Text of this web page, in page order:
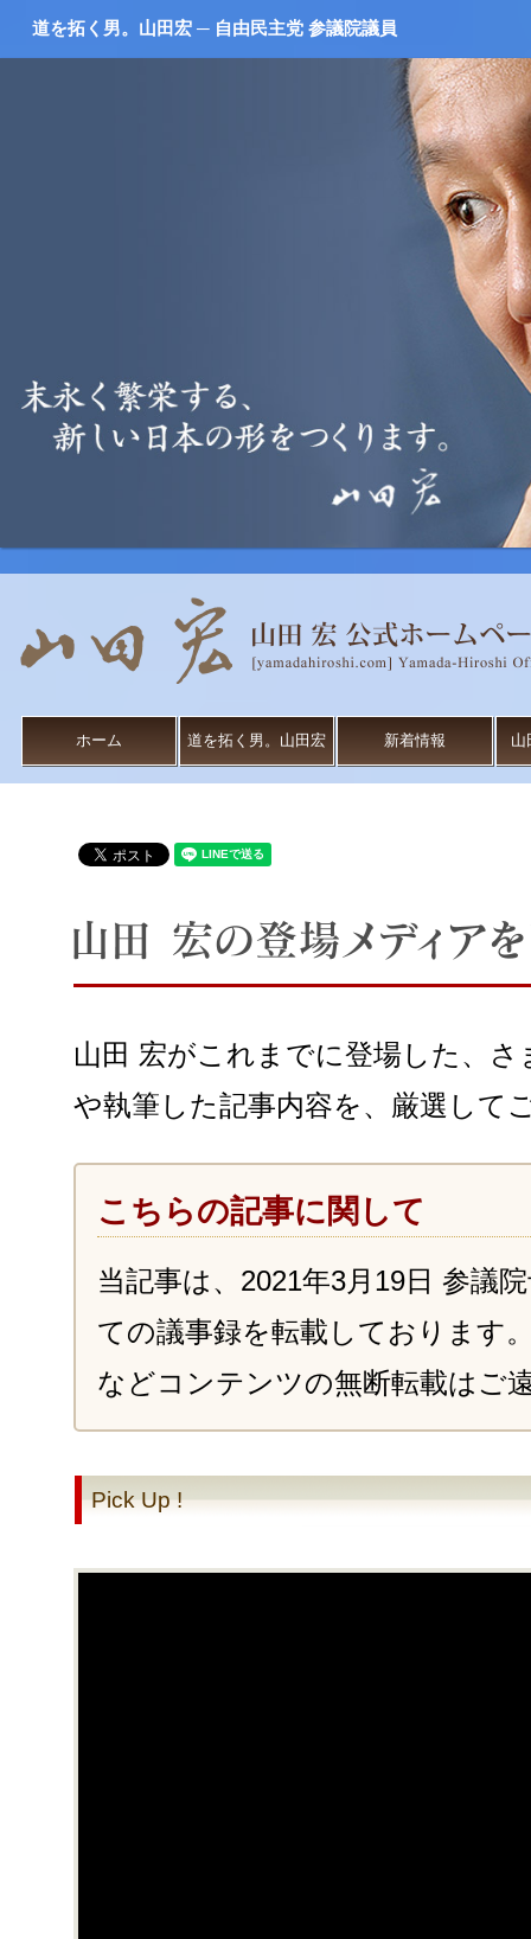
道を拓く男。山田宏 ─ 自由民主党 参議院議員
ホーム 道を拓く男。山田宏 新着情報 山
山田 宏がこれまでに登場した、
や執筆した記事内容を、厳選して
こちらの記事に関して
当記事は、2021年3月19日 参議
ての議事録を転載しております
などコンテンツの無断転載はご
Pick Up !